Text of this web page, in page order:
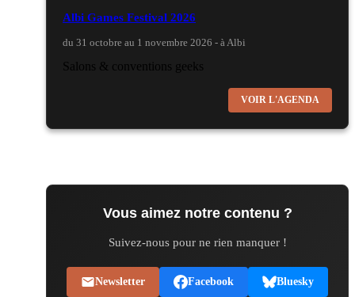
Albi Games Festival 2026
du 31 octobre au 1 novembre 2026 - à Albi
Salons & conventions geeks
Virtual Calais - salon du jeu vidéo et des loisirs
les 3 et 4 octobre 2026 - à Calais
du 26 au 28 mars 2027 - à Mons
les 24 et 25 avril 2027 - à Toulon
VOIR L'AGENDA
Vous aimez notre contenu ?
Suivez-nous pour ne rien manquer !
Newsletter Facebook Bluesky